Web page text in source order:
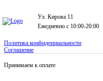
Ул. Кирова 11
Ежедневно с 10:00-20:00
Политика конфиденциальности
Соглашение
Принимаем к оплате